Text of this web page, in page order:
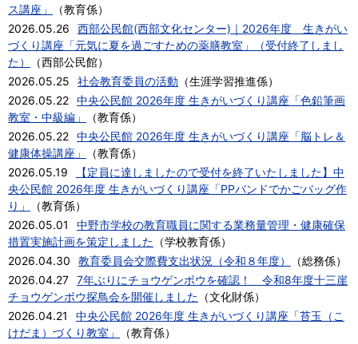
ス講座」
（教育係）
2026.05.26
西部公民館(西部文化センター)｜2026年度 生きがい
づくり講座「元気に夏を過ごすための薬膳教室」（受付終了しまし
た）
（西部公民館）
2026.05.25
社会教育委員の活動 （生涯学習推進係）
2026.05.22 中央公民館 2026年度 生きがいづくり講座「色鉛筆画
教室・中級編」
（教育係）
2026.05.22 中央公民館 2026年度 生きがいづくり講座「脳トレ＆
健康体操講座」
（教育係）
2026.05.19
【定員に達しましたので受付を終了いたしました】中
央公民館 2026年度 生きがいづくり講座「PPバンドでかごバッグ作
り」
（教育係）
2026.05.01
中野市学校の教育職員に関する業務量管理・健康確保
措置実施計画を策定しました （学校教育係）
2026.04.30
教育委員会交際費支出状況（令和８年度） （総務係）
2026.04.27 7年ぶりにチョウゲンボウを確認！ 令和8年度十三崖
チョウゲンボウ探鳥会を開催しました （文化財係）
2026.04.21
中央公民館 2026年度 生きがいづくり講座「苔玉（こ
けだま）づくり教室」
（教育係）